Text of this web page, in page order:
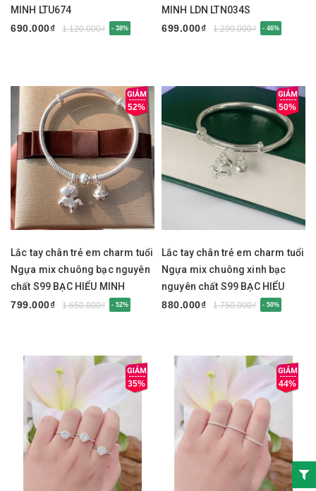
MINH LTU674
690.000₫
1.120.000₫ - 38%
MINH LDN LTN034S
699.000₫
1.299.000₫ - 46%
52%
Lắc tay chân trẻ em charm tuổi
Ngựa mix chuông bạc nguyên
chất S99 BẠC HIỂU MINH
LTE584
799.000₫ 1.650.000₫ - 52%
50%
Lắc tay chân trẻ em charm tuổi
Ngựa mix chuông xinh bạc
nguyên chất S99 BẠC HIỂU
MINH LTE583
880.000₫ 1.750.000₫ - 50%
35% 44%